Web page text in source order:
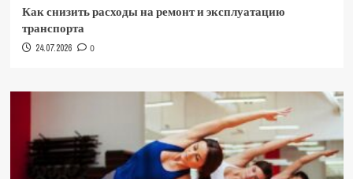
Как снизить расходы на ремонт и эксплуатацию
транспорта
24.07.2026 0